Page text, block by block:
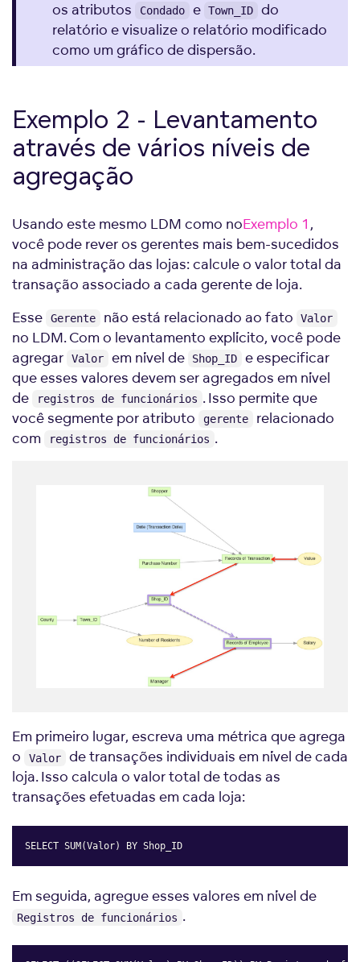
os atributos
Condado e Town_ID
do
relatório e visualize o relatório modificado
como um gráfico de dispersão.
Exemplo 2 - Levantamento
através de vários níveis de
agregação
Usando este mesmo LDM como noExemplo 1 ,
você pode rever os gerentes mais bem-sucedidos
na administração das lojas: calcule o valor total da
transação associado a cada gerente de loja.
Esse
Gerente não está relacionado ao fato Valor
no LDM. Com o levantamento explícito, você pode
agregar
Valor em nível de Shop_ID
e especificar
que esses valores devem ser agregados em nível
de
registros de funcionários . Isso permite que
você segmente por atributo
gerente
relacionado
com
registros de funcionários .
Em primeiro lugar, escreva uma métrica que agrega
o
Valor
de transações individuais em nível de cada
loja. Isso calcula o valor total de todas as
transações efetuadas em cada loja:
SELECT SUM(Valor) BY Shop_ID
Em seguida, agregue esses valores em nível de
Registros de funcionários .